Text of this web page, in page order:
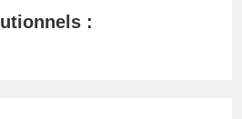
: